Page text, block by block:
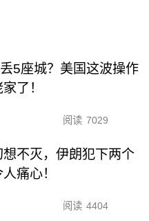
5座城？美国这波操作
了！
阅读 7029
想不灭，伊朗犯下两个
痛心！
阅读 4404